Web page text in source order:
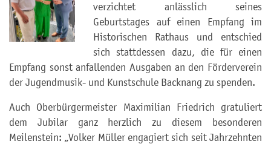
verzichtet anlässlich seines
Geburtstages auf einen Empfang im
Historischen Rathaus und entschied
sich stattdessen dazu, die für einen
Empfang sonst anfallenden Ausgaben an den Förderverein
der Jugendmusik- und Kunstschule Backnang zu spenden.
Auch Oberbürgermeister Maximilian Friedrich gratuliert
dem Jubilar ganz herzlich zu diesem besonderen
Meilenstein: „Volker Müller engagiert sich seit Jahrzehnten